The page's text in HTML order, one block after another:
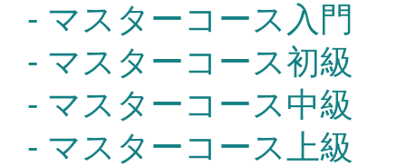
- マスターコース入門
- マスターコース初級
- マスターコース中級
- マスターコース上級